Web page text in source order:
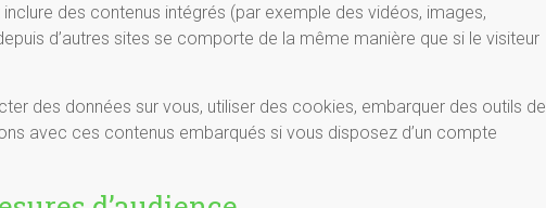
des contenus intégrés (par exemple des vidéos, images,
d’autres sites se comporte de la même manière que si le visiteur
des données sur vous, utiliser des cookies, embarquer des outils de
avec ces contenus embarqués si vous disposez d’un compte